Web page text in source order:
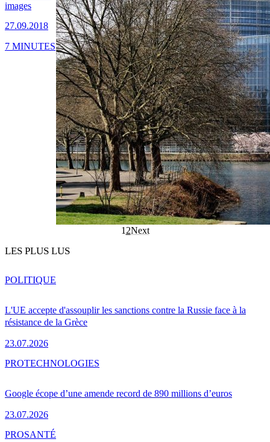
images
27.09.2018
7 MINUTES
1 2Next
LES PLUS LUS
L'UE accepte d'assouplir les sanctions contre la Russie face à la
résistance de la Grèce
23.07.2026
POLITIQUE
Google écope d’une amende record de 890 millions d’euros
23.07.2026
PROTECHNOLOGIES
PROSANTÉ